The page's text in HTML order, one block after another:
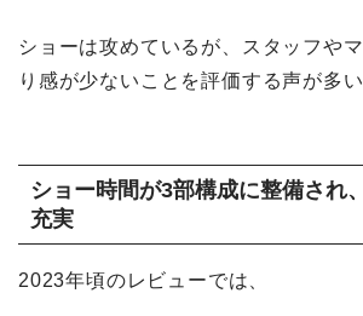
ショーは攻めているが、スタッフや
り感が少ないことを評価する声が多い
ショー時間が3部構成に整備され
充実
2023年頃のレビューでは、